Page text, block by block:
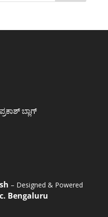
ಬ್ಲಾಗ್
– Designed & Powered
Bengaluru